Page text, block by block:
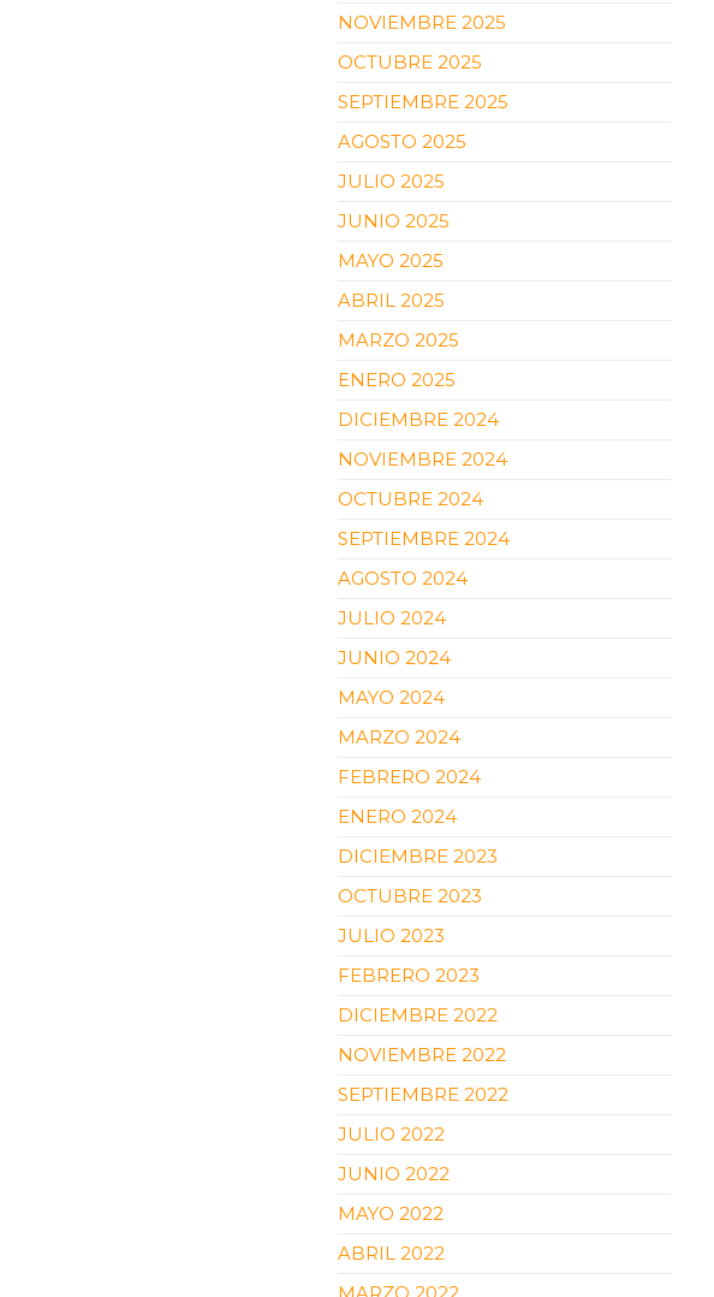
NOVIEMBRE 2025
OCTUBRE 2025
SEPTIEMBRE 2025
AGOSTO 2025
JULIO 2025
JUNIO 2025
MAYO 2025
ABRIL 2025
MARZO 2025
ENERO 2025
DICIEMBRE 2024
NOVIEMBRE 2024
OCTUBRE 2024
SEPTIEMBRE 2024
AGOSTO 2024
JULIO 2024
JUNIO 2024
MAYO 2024
MARZO 2024
FEBRERO 2024
ENERO 2024
DICIEMBRE 2023
OCTUBRE 2023
JULIO 2023
FEBRERO 2023
DICIEMBRE 2022
NOVIEMBRE 2022
SEPTIEMBRE 2022
JULIO 2022
JUNIO 2022
MAYO 2022
ABRIL 2022